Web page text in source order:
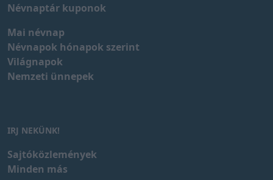
Névnaptár kuponok
Mai névnap
Névnapok hónapok szerint
Világnapok
Nemzeti ünnepek
IRJ NEKÜNK!
Sajtóközlemények
Minden más